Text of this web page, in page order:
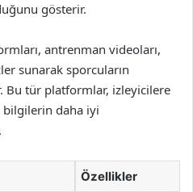
gösterir.
antrenman videoları,
sunarak sporcuların
Bu tür platformlar, izleyicilere
daha iyi
Özellikler